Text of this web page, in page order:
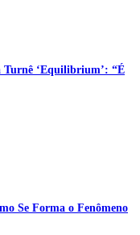
Turnê ‘Equilibrium’: “É
Se Forma o Fenômeno